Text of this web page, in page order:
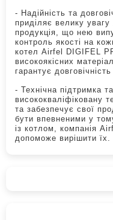
- Надійність та
приділяє велику увагу
продукція, що нею
контроль якості на
котел Airfel DIGIFEL
високоякісних
гарантує
- Технічна підтримка
висококваліфіковану
та забезпечує свої
бути впевненими у
із котлом, компанія
допоможе вирішити їх.